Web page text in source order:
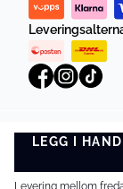
LEGG I
Levering mellom
©